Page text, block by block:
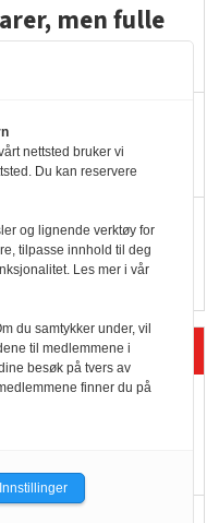
men fulle
i butikken
1 milliard i
nettsted bruker vi
Du kan reservere
og lignende verktøy for
tilpasse innhold til deg
Les mer i vår
du samtykker under, vil
til medlemmene i
besøk på tvers av
finner du på
Innstillinger